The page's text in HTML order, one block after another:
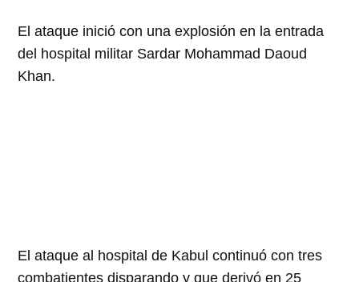
El ataque inició con una explosión en la entrada
del hospital militar Sardar Mohammad Daoud
Khan.
El ataque al hospital de Kabul continuó con tres
combatientes disparando y que derivó en 25